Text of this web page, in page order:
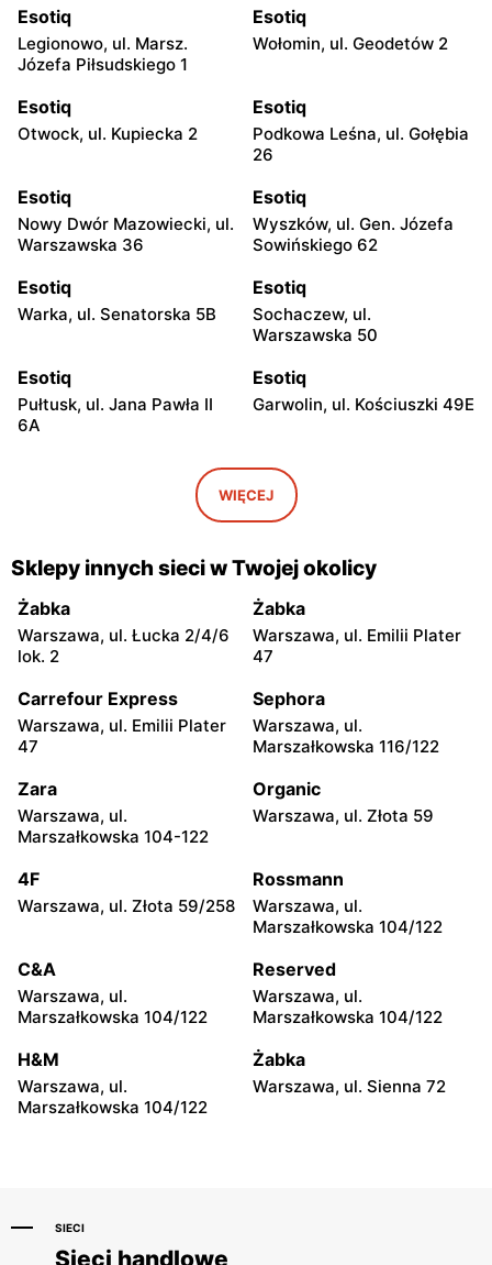
Esotiq
Legionowo, ul. Marsz.
Józefa Piłsudskiego 1
Esotiq
Wołomin, ul. Geodetów 2
Esotiq
Otwock, ul. Kupiecka 2
Esotiq
Podkowa Leśna, ul. Gołębia
26
Esotiq
Nowy Dwór Mazowiecki, ul.
Warszawska 36
Esotiq
Wyszków, ul. Gen. Józefa
Sowińskiego 62
Esotiq
Warka, ul. Senatorska 5B
Esotiq
Sochaczew, ul.
Warszawska 50
Esotiq
Pułtusk, ul. Jana Pawła II
6A
Esotiq
Garwolin, ul. Kościuszki 49E
Esotiq
Rawa Mazowiecka, ul.
Tadeusza Kościuszki 10
Esotiq
Łowicz, ul. pl. Nowy Rynek
3
Esotiq
Ciechanów, ul. Niechodzka
5
Esotiq
Piłsudskiego 74
Esotiq
22
Esotiq
Juliusza Słowackiego 1
Esotiq
Esotiq
127
Esotiq
Chrobrego 1
Esotiq Esotiq
Esotiq
Łuków, ul. Stefana
Esotiq
Ostrołęka, ul. Gen. Augusta
Esotiq
Tomaszów Mazowiecki, ul.
Esotiq
WIĘCEJ
Sklepy innych sieci w Twojej okolicy
Żabka
Warszawa, ul. Łucka 2/4/6
lok. 2
Żabka
Warszawa, ul. Emilii Plater
47
Carrefour Express
Warszawa, ul. Emilii Plater
47
Sephora
Warszawa, ul.
Marszałkowska 116/122
Zara
Warszawa, ul.
Marszałkowska 104-122
Organic
Warszawa, ul. Złota 59
4F
Warszawa, ul. Złota 59/258
Rossmann
Warszawa, ul.
Marszałkowska 104/122
C&A
Warszawa, ul.
Marszałkowska 104/122
Reserved
Warszawa, ul.
Marszałkowska 104/122
H&M
Warszawa, ul.
Marszałkowska 104/122
Żabka
Warszawa, ul. Sienna 72
SIECI
Sieci handlowe